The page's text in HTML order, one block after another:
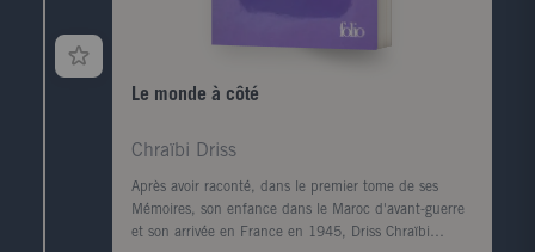
Le monde à côté
Chraïbi Driss
Après avoir raconté, dans le premier tome de ses
Mémoires, son enfance dans le Maroc d'avant-guerre
et son arrivée en France en 1945, Driss Chraïbi